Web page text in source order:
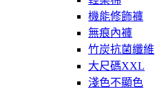
機能修飾褲
無痕內褲
竹炭抗菌纖維
大尺碼XXL
淺色不顯色